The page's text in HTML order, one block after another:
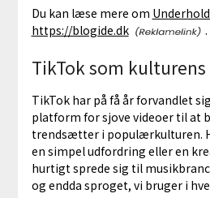
Du kan læse mere om
https://blogide.dk
.
TikTok som
TikTok har på få år forvandlet
platform for sjove videoer til at
trendsætter i populærkulturen.
en simpel udfordring eller en
hurtigt sprede sig til
og endda sproget, vi bruger i